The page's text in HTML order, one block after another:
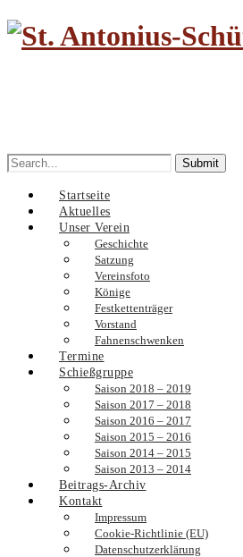
Search
for:
Startseite
Aktuelles
Unser Verein
Geschichte
Satzung
Vereinsfoto
Könige
Festkettenträger
Vorstand
Fahnenschwenken
Termine
Schießgruppe
Saison 2018 – 2019
Saison 2017 – 2018
Saison 2016 – 2017
Saison 2015 – 2016
Saison 2014 – 2015
Saison 2013 – 2014
Beitrags-Archiv
Kontakt
Impressum
Cookie-Richtlinie (EU)
Datenschutzerklärung